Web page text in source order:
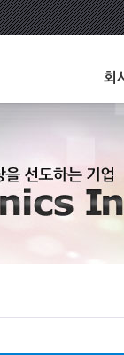
회